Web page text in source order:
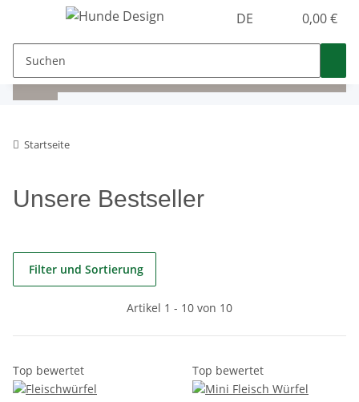
DE 0,00 €
Startseite
Unsere Bestseller
Filter und Sortierung
Artikel 1 - 10 von 10
Top bewertet Top bewertet